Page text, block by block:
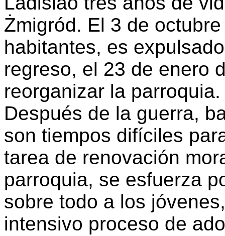
Żmigród. El 3 de
habitantes, es
regreso, el 23 de enero
reorganizar la parroquia.
Después de la guerra,
son tiempos difíciles
tarea de renovación
parroquia, se esfuerza
sobre todo a los
intensivo proceso de